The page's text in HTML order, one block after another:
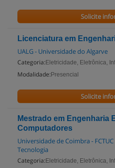
Solicite
Licenciatura em
UALG - Universidade do Algarve
Categoria: Eletricidade, Eletrônica,
Modalidade: Presencial
Solicite
Mestrado em Engenharia
Computadores
Universidade de Coimbra -
Tecnologia
Categoria: Eletricidade, Eletrônica,